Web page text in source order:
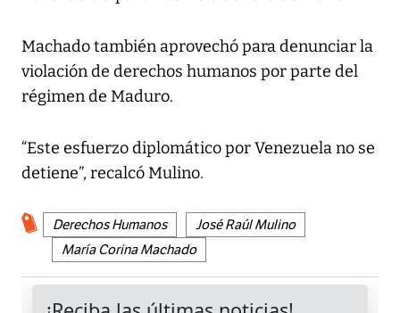
Machado también aprovechó para denunciar la
violación de derechos humanos por parte del
régimen de Maduro.
“Este esfuerzo diplomático por Venezuela no se
detiene”, recalcó Mulino.
Derechos Humanos
José Raúl Mulino
María Corina Machado